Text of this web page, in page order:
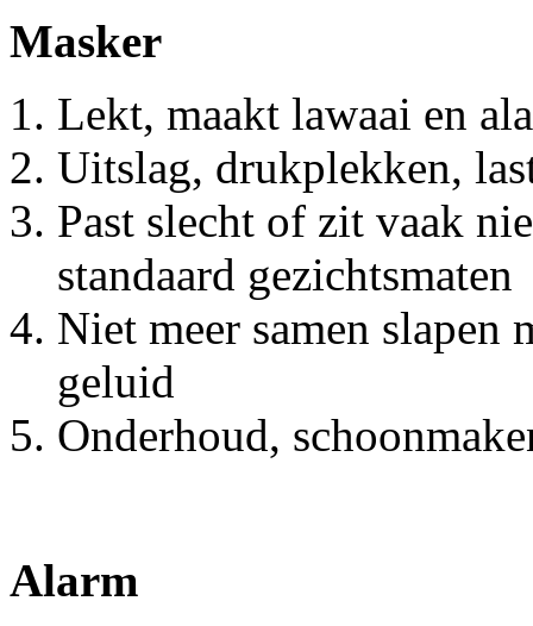
Masker
Lekt, maakt lawaai en
Uitslag, drukplekken,
Past slecht of zit vaak
standaard gezichtsmaten
Niet meer samen slapen
geluid
Onderhoud,
Alarm